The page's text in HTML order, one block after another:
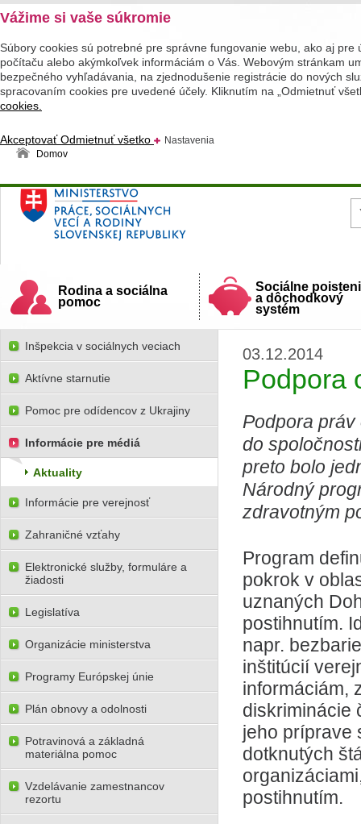
Vážime si vaše súkromie
Súbory cookies sú potrebné pre správne fungovanie webu, ako aj
počítaču alebo akýmkoľvek informáciám o Vás. Webovým stránkam
bezpečného vyhľadávania, na zjednodušenie registrácie do nových
spracovaním cookies pre uvedené účely. Kliknutím na „Odmietnuť
cookies.
AkceptovaťOdmietnuť všetko
Nastavenia
Domov
Ministerstvo práce, sociálnych vecí a rodiny
Slovenskej republiky
Rodina a sociálna
pomoc
Sociálne
a dôchodkový
systém
03.12.2014
Podpora
Podpora
do
preto bolo
Národný
zdravotným
Program
pokrok v
uznaných
postihnutím.
napr.
inštitúcií
informáciám,
diskriminácie
jeho príprave
dotknutých
postihnutím.
Inšpekcia v sociálnych veciach
Aktívne starnutie
Pomoc pre odídencov z Ukrajiny
Informácie pre médiá
Aktuality
Informácie pre verejnosť
Zahraničné vzťahy
Elektronické služby, formuláre a
žiadosti
Legislatíva
Organizácie ministerstva
Programy Európskej únie
Plán obnovy a odolnosti
Potravinová a základná
materiálna pomoc
Vzdelávanie zamestnancov
rezortu